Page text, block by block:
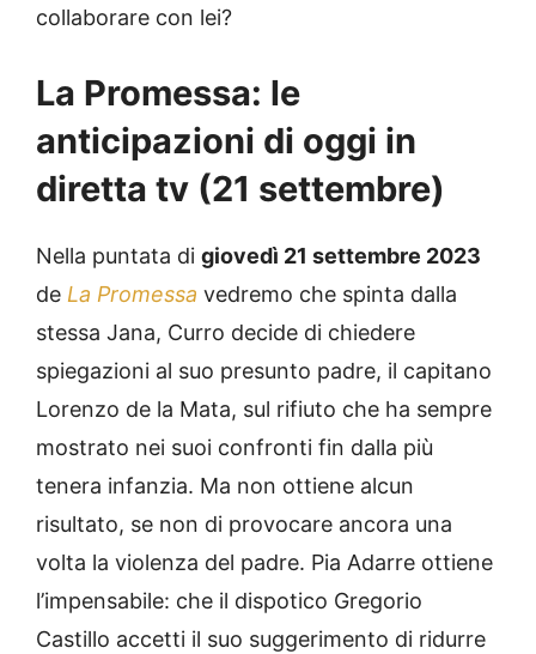
collaborare con lei?
La Promessa: le
anticipazioni di oggi in
diretta tv (21 settembre)
Nella puntata di giovedì 21 settembre 2023
de La Promessa vedremo che spinta dalla
stessa Jana, Curro decide di chiedere
spiegazioni al suo presunto padre, il capitano
Lorenzo de la Mata, sul rifiuto che ha sempre
mostrato nei suoi confronti fin dalla più
tenera infanzia. Ma non ottiene alcun
risultato, se non di provocare ancora una
volta la violenza del padre. Pia Adarre ottiene
l’impensabile: che il dispotico Gregorio
Castillo accetti il suo suggerimento di ridurre